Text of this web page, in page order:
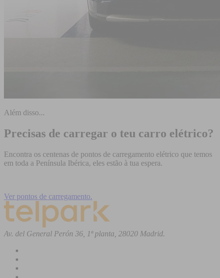
Além disso...
Precisas de carregar o teu carro elétrico?
Encontra os centenas de pontos de carregamento elétrico que temos
em toda a Península Ibérica, eles estão à tua espera.
Ver pontos de carregamento.
Av. del General Perón 36, 1ª planta, 28020 Madrid.